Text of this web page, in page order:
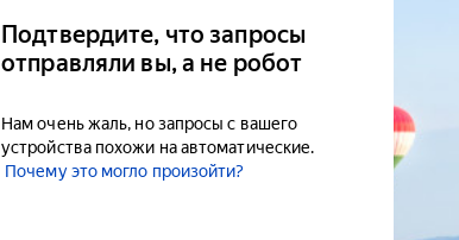
Подтвердите, что запросы
отправляли вы, а не робот
Нам очень жаль, но запросы с вашего
устройства похожи на автоматические.
Почему это могло произойти?